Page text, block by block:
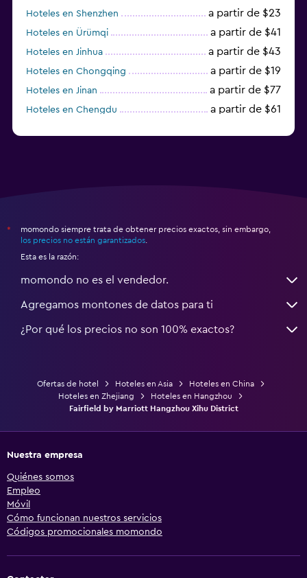
Hoteles en Shenzhen a partir de $23
Hoteles en Ürümqi a partir de $41
Hoteles en Jinhua a partir de $43
Hoteles en Chongqing a partir de $19
Hoteles en Jinan a partir de $77
Hoteles en Chengdu a partir de $61
*
momondo siempre trata de obtener precios exactos, sin embargo,
los precios no están garantizados
Esta es la razón:
momondo no es el vendedor.
Agregamos montones de datos para ti
¿Por qué los precios no son 100% exactos?
Ofertas de hotel Hoteles en Asia
Hoteles en China
Hoteles en Zhejiang
Hoteles en Hangzhou
Fairfield by Marriott Hangzhou Xihu District
Nuestra empresa
Quiénes somos
Empleo
Móvil
Cómo funcionan nuestros servicios
Códigos promocionales momondo